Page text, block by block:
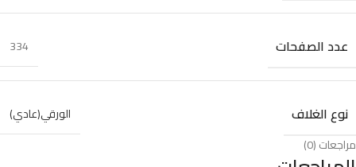
عدد الصفحات 334
نوع الغلاف
الورقي(عادي)
مراجعات (0)